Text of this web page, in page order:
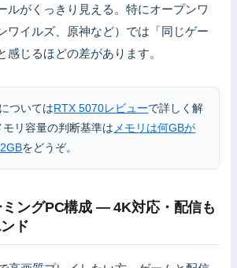
ルがくっきり見える。特にオープンワ
ワイルズ、原神など）では「同じゲー
感じるほどの差があります。
ついては RTX 5070レビューで詳しく解
リ容量の判断基準は メモリは何GBが
をどうぞ。
ングPC構成 — 4K対応・配信も
ド